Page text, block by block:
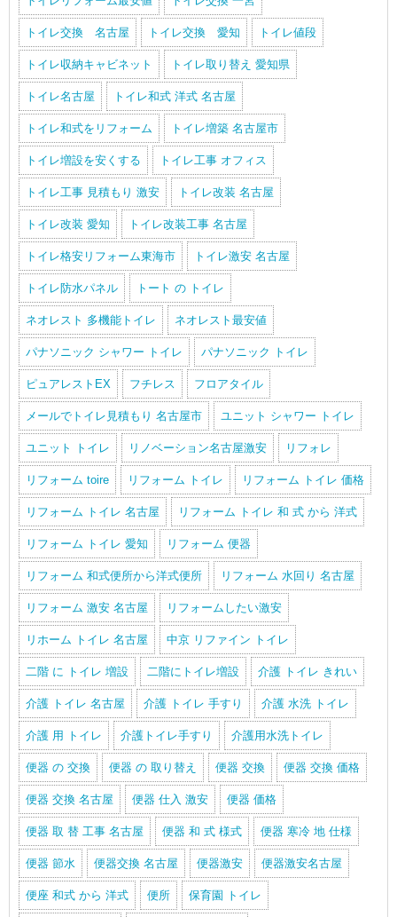
トイレ交換 名古屋 トイレ交換 愛知 トイレ値段
トイレ収納キャビネット トイレ取り替え 愛知県
トイレ名古屋 トイレ和式 洋式 名古屋
トイレ和式をリフォーム トイレ増築 名古屋市
トイレ増設を安くする トイレ工事 オフィス
トイレ工事 見積もり 激安 トイレ改装 名古屋
トイレ改装 愛知 トイレ改装工事 名古屋
トイレ格安リフォーム東海市 トイレ激安 名古屋
トイレ防水パネル トート の トイレ
ネオレスト 多機能トイレ ネオレスト最安値
パナソニック シャワー トイレ パナソニック トイレ
ピュアレストEX フチレス フロアタイル
メールでトイレ見積もり 名古屋市 ユニット シャワー トイレ
ユニット トイレ リノベーション名古屋激安 リフォレ
リフォーム toire リフォーム トイレ リフォーム トイレ 価格
リフォーム トイレ 名古屋 リフォーム トイレ 和 式 から 洋式
リフォーム トイレ 愛知 リフォーム 便器
リフォーム 和式便所から洋式便所 リフォーム 水回り 名古屋
リフォーム 激安 名古屋 リフォームしたい激安
リホーム トイレ 名古屋 中京 リファイン トイレ
二階 に トイレ 増設 二階にトイレ増設 介護 トイレ きれい
介護 トイレ 名古屋 介護 トイレ 手すり 介護 水洗 トイレ
介護 用 トイレ 介護トイレ手すり 介護用水洗トイレ
便器 の 交換 便器 の 取り替え 便器 交換 便器 交換 価格
便器 交換 名古屋 便器 仕入 激安 便器 価格
便器 取 替 工事 名古屋 便器 和 式 様式 便器 寒冷 地 仕様
便器 節水 便器交換 名古屋 便器激安 便器激安名古屋
便座 和式 から 洋式 便所 保育園 トイレ